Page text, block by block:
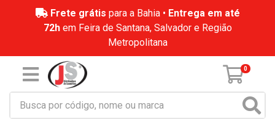
Frete grátis para a Bahia • Entrega em até
72hem Feira de Santana, Salvador e Região
Metropolitana
0